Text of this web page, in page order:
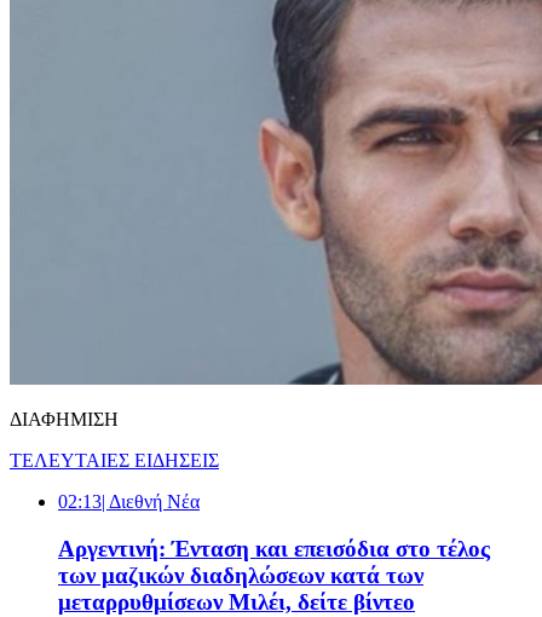
ΔΙΑΦΗΜΙΣΗ
ΤΕΛΕΥΤΑΙΕΣ ΕΙΔΗΣΕΙΣ
02:13| Διεθνή Νέα
Αργεντινή: Ένταση και επεισόδια στο τέλος
των μαζικών διαδηλώσεων κατά των
μεταρρυθμίσεων Μιλέι, δείτε βίντεο